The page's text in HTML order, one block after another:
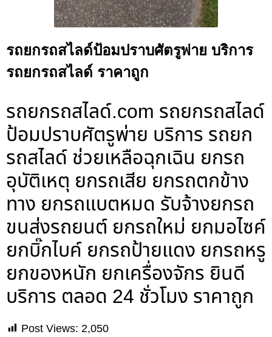
รถยกรถสไลด์ป้อมปราบศัตรูพ่าย บริการ
รถยกรถสไลด์ ราคาถูก
รถยกรถสไลด์.com รถยกรถสไลด์
ป้อมปราบศัตรูพ่าย บริการ รถยก
รถสไลด์ ช่วยเหลือฉุกเฉิน ยกรถ
อุบัติเหตุ ยกรถเสีย ยกรถตกข้าง
ทาง ยกรถแบตหมด รับจ้างยกรถ
ขนส่งรถยนต์ ยกรถใหม่ ยกมอไซค์
ยกบิ๊กไบค์ ยกรถป้ายแดง ยกรถหรู
ยกของหนัก ยกเครื่องจักร ยินดี
บริการ ตลอด 24 ชั่วโมง ราคาถูก
Post Views: 2,050